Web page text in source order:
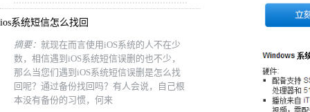
ios系统短信怎么找回
摘要： 就现在而言使用iOS系统的人不在少
数，相信遇到iOS系统短信误删的也不少，
那么当您们遇到iOS系统短信误删是怎么找
回呢？通过备份找回吗？有人会说，自己根
本没有备份的习惯，何来